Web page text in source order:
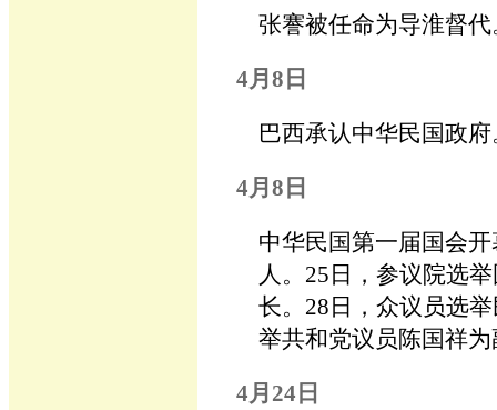
张謇被任命为导淮督代
4月8日
巴西承认中华民国政府
4月8日
中华民国第一届国会
人。25日，参议院选
长。28日，众议员选
举共和党议员陈国祥
4月24日